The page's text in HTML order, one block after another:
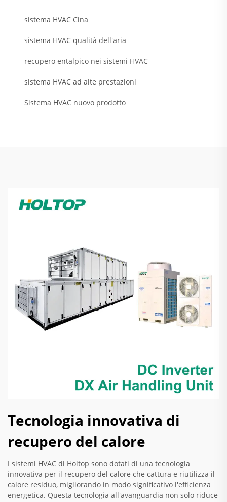
sistema HVAC Cina
sistema HVAC qualità dell'aria
recupero entalpico nei sistemi HVAC
sistema HVAC ad alte prestazioni
Sistema HVAC nuovo prodotto
Tecnologia innovativa di
recupero del calore
I sistemi HVAC di Holtop sono dotati di una tecnologia
innovativa per il recupero del calore che cattura e riutilizza il
calore residuo, migliorando in modo significativo l'efficienza
energetica. Questa tecnologia all'avanguardia non solo riduce